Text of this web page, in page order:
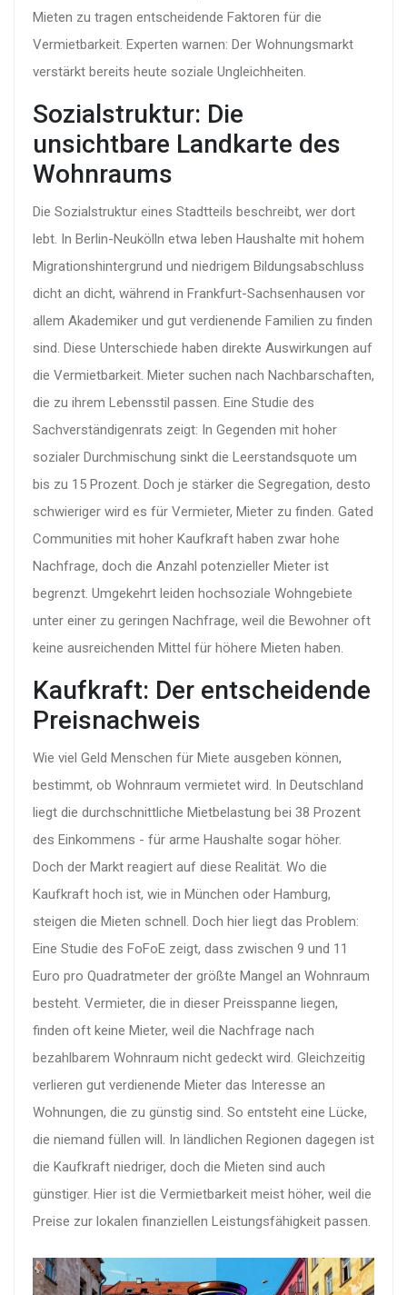
Mieten zu tragen entscheidende Faktoren für die
Vermietbarkeit. Experten warnen: Der Wohnungsmarkt
verstärkt bereits heute soziale Ungleichheiten.
Sozialstruktur: Die
unsichtbare Landkarte des
Wohnraums
Die Sozialstruktur eines Stadtteils beschreibt, wer dort
lebt. In Berlin-Neukölln etwa leben Haushalte mit hohem
Migrationshintergrund und niedrigem Bildungsabschluss
dicht an dicht, während in Frankfurt-Sachsenhausen vor
allem Akademiker und gut verdienende Familien zu finden
sind. Diese Unterschiede haben direkte Auswirkungen auf
die Vermietbarkeit. Mieter suchen nach Nachbarschaften,
die zu ihrem Lebensstil passen. Eine Studie des
Sachverständigenrats zeigt: In Gegenden mit hoher
sozialer Durchmischung sinkt die Leerstandsquote um
bis zu 15 Prozent. Doch je stärker die Segregation, desto
schwieriger wird es für Vermieter, Mieter zu finden. Gated
Communities mit hoher Kaufkraft haben zwar hohe
Nachfrage, doch die Anzahl potenzieller Mieter ist
begrenzt. Umgekehrt leiden hochsoziale Wohngebiete
unter einer zu geringen Nachfrage, weil die Bewohner oft
keine ausreichenden Mittel für höhere Mieten haben.
Kaufkraft: Der entscheidende
Preisnachweis
Wie viel Geld Menschen für Miete ausgeben können,
bestimmt, ob Wohnraum vermietet wird. In Deutschland
liegt die durchschnittliche Mietbelastung bei 38 Prozent
des Einkommens - für arme Haushalte sogar höher.
Doch der Markt reagiert auf diese Realität. Wo die
Kaufkraft hoch ist, wie in München oder Hamburg,
steigen die Mieten schnell. Doch hier liegt das Problem:
Eine Studie des FoFoE zeigt, dass zwischen 9 und 11
Euro pro Quadratmeter der größte Mangel an Wohnraum
besteht. Vermieter, die in dieser Preisspanne liegen,
finden oft keine Mieter, weil die Nachfrage nach
bezahlbarem Wohnraum nicht gedeckt wird. Gleichzeitig
verlieren gut verdienende Mieter das Interesse an
Wohnungen, die zu günstig sind. So entsteht eine Lücke,
die niemand füllen will. In ländlichen Regionen dagegen ist
die Kaufkraft niedriger, doch die Mieten sind auch
günstiger. Hier ist die Vermietbarkeit meist höher, weil die
Preise zur lokalen finanziellen Leistungsfähigkeit passen.